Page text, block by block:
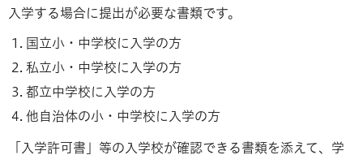
入学する場合に提出が必要な書類です。
国立小・中学校に入学の方
私立小・中学校に入学の方
都立中学校に入学の方
他自治体の小・中学校に入学の方
「入学許可書」等の入学校が確認できる書類を添えて、学